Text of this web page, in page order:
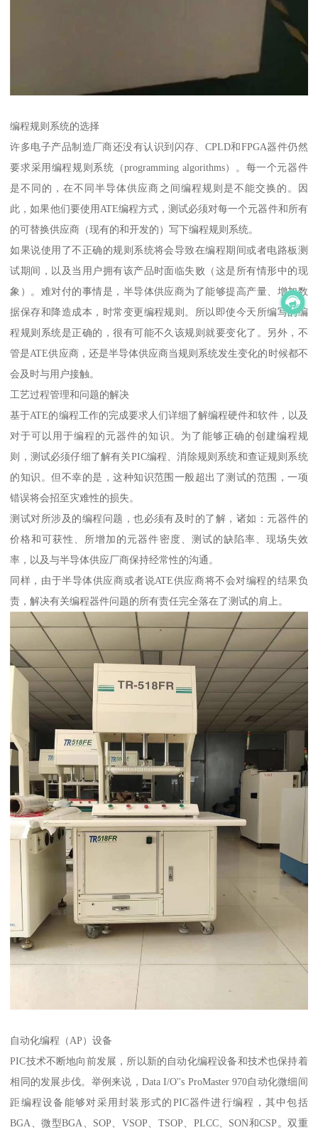
编程规则系统的选择
许多电子产品制造厂商还没有认识到闪存、CPLD和FPGA器件仍然
要求采用编程规则系统（programming algorithms）。每一个元器件
是不同的，在不同半导体供应商之间编程规则是不能交换的。因
此，如果他们要使用ATE编程方式，测试必须对每一个元器件和所有
的可替换供应商（现有的和开发的）写下编程规则系统。
如果说使用了不正确的规则系统将会导致在编程期间或者电路板测
试期间，以及当用户拥有该产品时面临失败（这是所有情形中的现
象）。难对付的事情是，半导体供应商为了能够提高产量、增加数
据保存和降造成本，时常变更编程规则。所以即使今天所编写的编
程规则系统是正确的，很有可能不久该规则就要变化了。另外，不
管是ATE供应商，还是半导体供应商当规则系统发生变化的时候都不
会及时与用户接触。
工艺过程管理和问题的解决
基于ATE的编程工作的完成要求人们详细了解编程硬件和软件，以及
对于可以用于编程的元器件的知识。为了能够正确的创建编程规
则，测试必须仔细了解有关PIC编程、消除规则系统和查证规则系统
的知识。但不幸的是，这种知识范围一般超出了测试的范围，一项
错误将会招至灾难性的损失。
测试对所涉及的编程问题，也必须有及时的了解，诸如：元器件的
价格和可获性、所增加的元器件密度、测试的缺陷率、现场失效
率，以及与半导体供应厂商保持经常性的沟通。
同样，由于半导体供应商或者说ATE供应商将不会对编程的结果负
责，解决有关编程器件问题的所有责任完全落在了测试的肩上。
自动化编程（AP）设备
PIC技术不断地向前发展，所以新的自动化编程设备和技术也保持着
相同的发展步伐。举例来说，Data I/O''s ProMaster 970自动化微细间
距编程设备能够对采用封装形式的PIC器件进行编程，其中包括
BGA、微型BGA、SOP、VSOP、TSOP、PLCC、SON和CSP。双重